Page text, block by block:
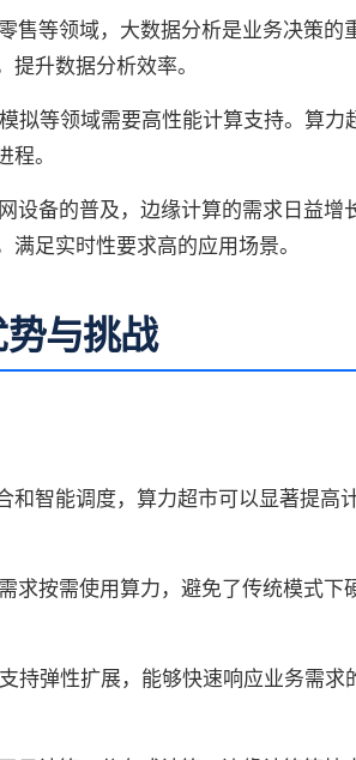
售等领域，大数据分析是业务决策的
升数据分析效率。
拟等领域需要高性能计算支持。算力
。
设备的普及，边缘计算的需求日益增
足实时性要求高的应用场景。
与挑战
和智能调度，算力超市可以显著提高
求按需使用算力，避免了传统模式下
持弹性扩展，能够快速响应业务需求